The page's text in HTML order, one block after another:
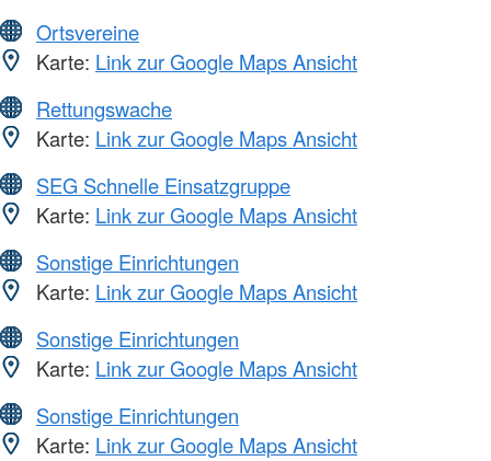
Ortsvereine
Karte: Link zur Google Maps Ansicht
Rettungswache
Karte: Link zur Google Maps Ansicht
SEG Schnelle Einsatzgruppe
Karte: Link zur Google Maps Ansicht
Sonstige Einrichtungen
Karte: Link zur Google Maps Ansicht
Sonstige Einrichtungen
Karte: Link zur Google Maps Ansicht
Sonstige Einrichtungen
Karte: Link zur Google Maps Ansicht